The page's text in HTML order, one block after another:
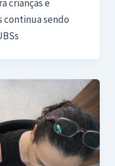
crianças e
continua sendo